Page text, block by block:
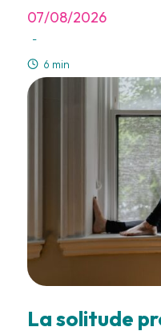
07/08/2026
-
6 min
La solitude